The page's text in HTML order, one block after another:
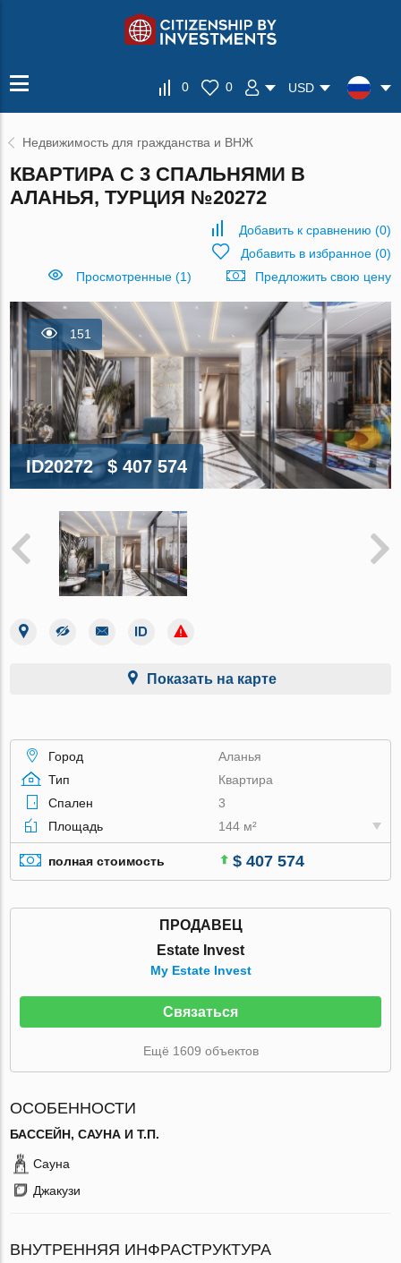
0 0 USD
Недвижимость для гражданства и ВНЖ
КВАРТИРА С 3 СПАЛЬНЯМИ В
АЛАНЬЯ, ТУРЦИЯ №20272
Добавить к сравнению (0)
Добавить в избранное(0)
Просмотренные (1)
Предложить свою цену
151
ID20272 $ 407 574
Показать на карте
Город
Аланья
Тип
Квартира
Спален
3
Площадь
144 м²
полная стоимость $ 407 574
ПРОДАВЕЦ
Estate Invest
My Estate Invest
Связаться
Ещё 1609 объектов
ОСОБЕННОСТИ
БАССЕЙН, САУНА И Т.П.
Сауна
Джакузи
ВНУТРЕННЯЯ ИНФРАСТРУКТУРА